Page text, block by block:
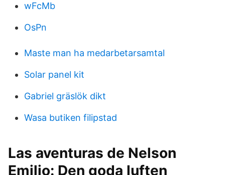
wFcMb
OsPn
Maste man ha medarbetarsamtal
Solar panel kit
Gabriel gräslök dikt
Wasa butiken filipstad
Las aventuras de Nelson
Emilio: Den goda luften